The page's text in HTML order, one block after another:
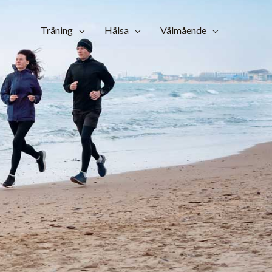
Träning Hälsa Välmående